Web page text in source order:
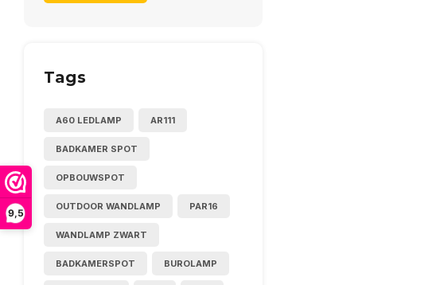
9,5
Tags
A60 LEDLAMP AR111
BADKAMER SPOT
OPBOUWSPOT
OUTDOOR WANDLAMP PAR16
WANDLAMP ZWART
BADKAMERSPOT BUROLAMP